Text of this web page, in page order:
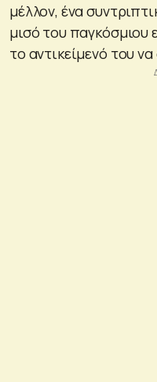
μέλλον, ένα
μισό του παγκόσμιου
το αντικείμενό του να